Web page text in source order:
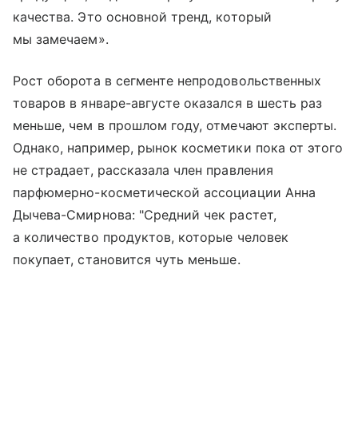
качества. Это основной тренд, который
мы замечаем».
Рост оборота в сегменте непродовольственных
товаров в январе-августе оказался в шесть раз
меньше, чем в прошлом году, отмечают эксперты.
Однако, например, рынок косметики пока от этого
не страдает, рассказала член правления
парфюмерно-косметической ассоциации Анна
Дычева-Смирнова: "Средний чек растет,
а количество продуктов, которые человек
покупает, становится чуть меньше.